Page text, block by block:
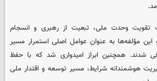
تقویت وحدت ملی، تبعیت از رهبری و انسجام
مؤلفه‌ها به عنوان عوامل اصلی استمرار مسیر
شدند. همچنین ابراز امیدواری شد که با حفظ
هوشمندانه شرایط، مسیر توسعه و اقتدار ملی